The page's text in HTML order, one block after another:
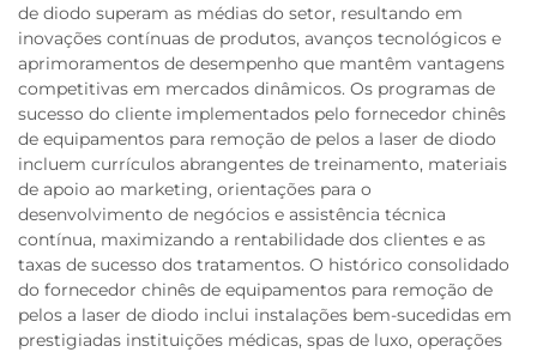
de diodo superam as médias do setor, resultando em
inovações contínuas de produtos, avanços tecnológicos e
aprimoramentos de desempenho que mantêm vantagens
competitivas em mercados dinâmicos. Os programas de
sucesso do cliente implementados pelo fornecedor chinês
de equipamentos para remoção de pelos a laser de diodo
incluem currículos abrangentes de treinamento, materiais
de apoio ao marketing, orientações para o
desenvolvimento de negócios e assistência técnica
contínua, maximizando a rentabilidade dos clientes e as
taxas de sucesso dos tratamentos. O histórico consolidado
do fornecedor chinês de equipamentos para remoção de
pelos a laser de diodo inclui instalações bem-sucedidas em
prestigiadas instituições médicas, spas de luxo, operações